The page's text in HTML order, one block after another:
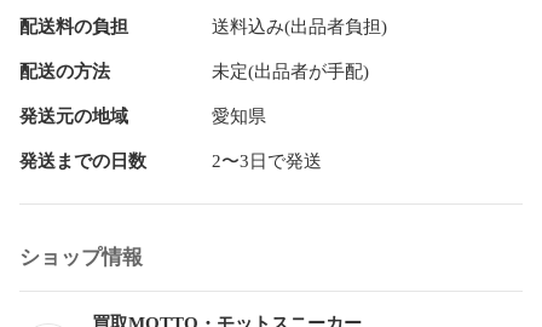
配送料の負担 送料込み(出品者負担)
配送の方法 未定(出品者が手配)
発送元の地域 愛知県
発送までの日数 2〜3日で発送
ショップ情報
買取MOTTO・モットスニーカー